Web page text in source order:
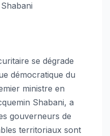
se dégrade
démocratique du
ministre en
Shabani, a
gouverneurs de
territoriaux sont